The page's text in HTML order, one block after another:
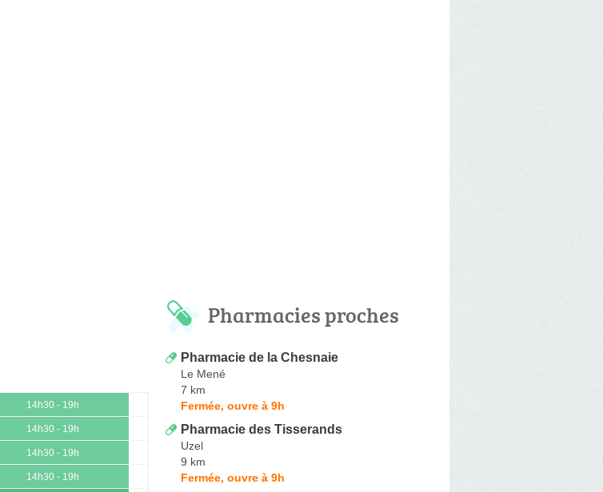
14h30 - 19h
14h30 - 19h
14h30 - 19h
14h30 - 19h
Pharmacies proches
Pharmacie de la Chesnaie
Le Mené
7 km
Fermée, ouvre à 9h
Pharmacie des Tisserands
Uzel
9 km
Fermée, ouvre à 9h